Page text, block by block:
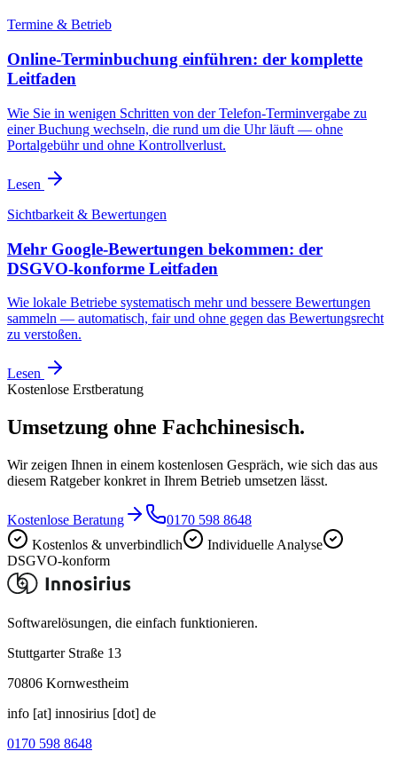
Termine & Betrieb
Online-Terminbuchung einführen: der komplette
Leitfaden
Wie Sie in wenigen Schritten von der Telefon-Terminvergabe zu
einer Buchung wechseln, die rund um die Uhr läuft — ohne
Portalgebühr und ohne Kontrollverlust.
Lesen
Sichtbarkeit & Bewertungen
Mehr Google-Bewertungen bekommen: der
DSGVO-konforme Leitfaden
Wie lokale Betriebe systematisch mehr und bessere Bewertungen
sammeln — automatisch, fair und ohne gegen das Bewertungsrecht
zu verstoßen.
Lesen
Kostenlose Erstberatung
Umsetzung ohne Fachchinesisch.
Wir zeigen Ihnen in einem kostenlosen Gespräch, wie sich das aus
diesem Ratgeber konkret in Ihrem Betrieb umsetzen lässt.
Kostenlose Beratung
0170 598 8648
Kostenlos & unverbindlich
Individuelle Analyse
DSGVO-konform
Softwarelösungen, die einfach funktionieren.
Stuttgarter Straße 13
70806 Kornwestheim
info [at] innosirius [dot] de
0170 598 8648